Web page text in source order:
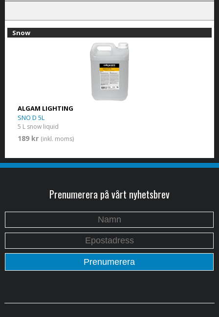
Snow
ALGAM LIGHTING
SNO D 5L
5 L snow liquid
189 kr (inkl. moms)
Prenumerera på vårt nyhetsbrev